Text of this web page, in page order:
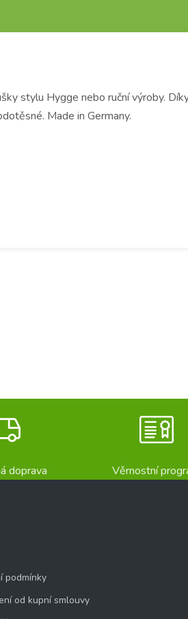
stylu Hygge nebo ruční výroby.
Made in Germany.
doprava Věrnostní
podmínky
od kupní smlouvy